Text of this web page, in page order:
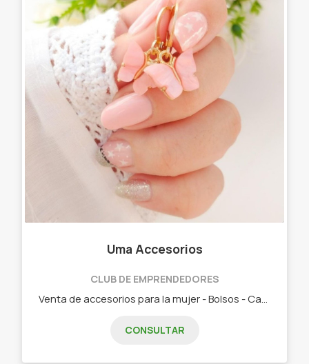
Uma Accesorios
CLUB DE EMPRENDEDORES
CONSULTAR